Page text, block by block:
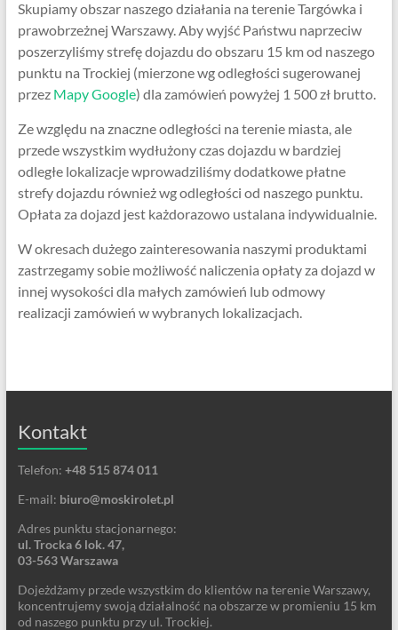
Skupiamy obszar naszego działania na terenie Targówka i
prawobrzeżnej Warszawy. Aby wyjść Państwu naprzeciw
poszerzyliśmy strefę dojazdu do obszaru 15 km od naszego
punktu na Trockiej (mierzone wg odległości sugerowanej
przez Mapy Google) dla zamówień powyżej 1 500 zł brutto.
Ze względu na znaczne odległości na terenie miasta, ale
przede wszystkim wydłużony czas dojazdu w bardziej
odległe lokalizacje wprowadziliśmy dodatkowe płatne
strefy dojazdu również wg odległości od naszego punktu.
Opłata za dojazd jest każdorazowo ustalana indywidualnie.
W okresach dużego zainteresowania naszymi produktami
zastrzegamy sobie możliwość naliczenia opłaty za dojazd w
innej wysokości dla małych zamówień lub odmowy
realizacji zamówień w wybranych lokalizacjach.
Kontakt
Telefon: +48 515 874 011
E-mail: biuro@moskirolet.pl
Adres punktu stacjonarnego:
ul. Trocka 6 lok. 47,
03-563 Warszawa
Dojeżdżamy przede wszystkim do klientów na terenie Warszawy,
koncentrujemy swoją działalność na obszarze w promieniu 15 km
od naszego punktu przy ul. Trockiej.